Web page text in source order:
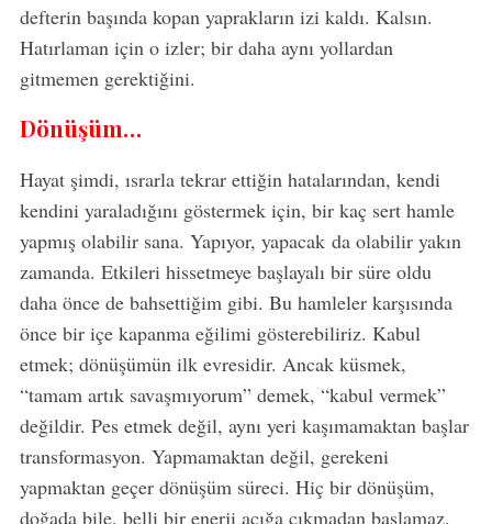
defterin başında kopan yaprakların izi kaldı. Kalsın.
Hatırlaman için o izler; bir daha aynı yollardan
gitmemen gerektiğini.
Dönüşüm…
Hayat şimdi, ısrarla tekrar ettiğin hatalarından, kendi
kendini yaraladığını göstermek için, bir kaç sert hamle
yapmış olabilir sana. Yapıyor, yapacak da olabilir yakın
zamanda. Etkileri hissetmeye başlayalı bir süre oldu
daha önce de bahsettiğim gibi. Bu hamleler karşısında
önce bir içe kapanma eğilimi gösterebiliriz. Kabul
etmek; dönüşümün ilk evresidir. Ancak küsmek,
“tamam artık savaşmıyorum” demek, “kabul vermek”
değildir. Pes etmek değil, aynı yeri kaşımamaktan başlar
transformasyon. Yapmamaktan değil, gerekeni
yapmaktan geçer dönüşüm süreci. Hiç bir dönüşüm,
doğada bile, belli bir enerji açığa çıkmadan başlamaz.